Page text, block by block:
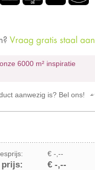
Vraag gratis staal aan
6000 m² inspiratie
aanwezig is? Bel ons!
€ -,--
prijs: € -,--